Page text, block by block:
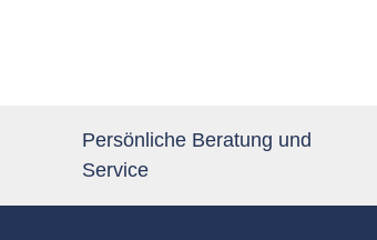
Persönliche Beratung und
Service